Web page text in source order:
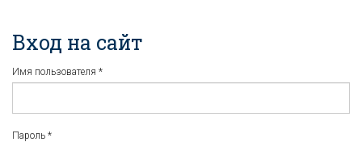
Вход на сайт
Имя пользователя *
Пароль *